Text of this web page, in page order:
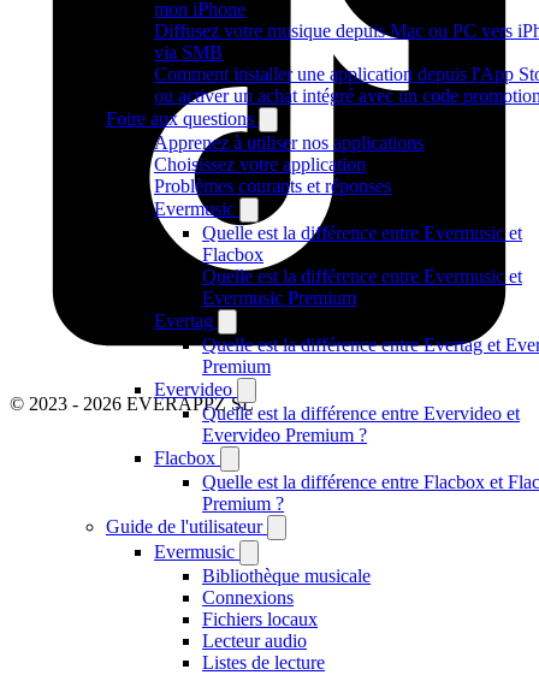
mon iPhone
Diffusez votre musique depuis Mac ou PC vers
via SMB
Comment installer une application depuis l'App
ou activer un achat intégré avec un code
Foire aux questions
Apprenez à utiliser nos applications
Choisissez votre application
Problèmes courants et réponses
Evermusic
Quelle est la différence entre Evermusic et
Flacbox
Quelle est la différence entre Evermusic et
Evermusic Premium
Evertag
Quelle est la différence entre Evertag et
Premium
Evervideo
Quelle est la différence entre Evervideo et
Evervideo Premium ?
Flacbox
Quelle est la différence entre Flacbox et
Premium ?
Guide de l'utilisateur
Evermusic
Bibliothèque musicale
Connexions
Fichiers locaux
Lecteur audio
Listes de lecture
© 2023 - 2026 EVERAPPZ SL